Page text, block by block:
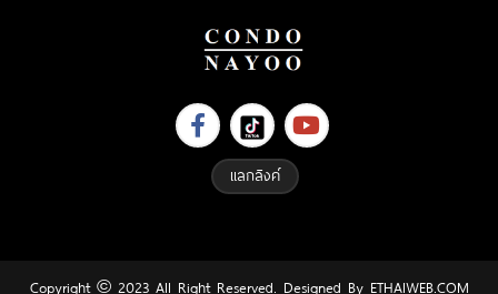
แลกลิงค์
Copyright © 2023 All Right Reserved. Designed By ETHAIWEB.COM